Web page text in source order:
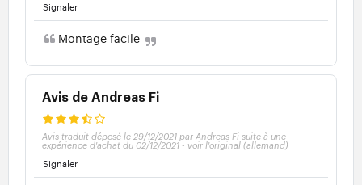
Signaler
Montage facile
Avis de Andreas Fi
Avis traduit déposé le 29/12/2021 par Andreas Fi suite à une
expérience d'achat du 02/12/2021 - voir l'original (allemand)
Signaler